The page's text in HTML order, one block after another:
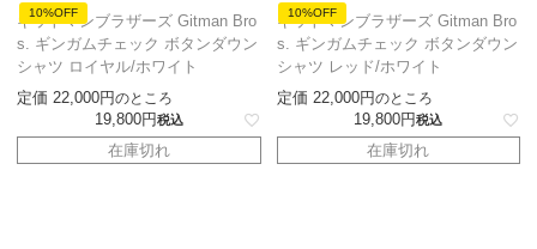
10%OFF
ギットマンブラザーズ Gitman Bro
s. ギンガムチェック ボタンダウン
シャツ ロイヤル/ホワイト
定価 22,000 のところ
19,800 税込
在庫切れ
10%OFF
ギットマンブラザーズ Gitman Bro
s. ギンガムチェック ボタンダウン
シャツ レッド/ホワイト
定価 22,000 のところ
19,800 税込
在庫切れ